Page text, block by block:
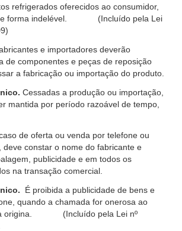
refrigerados oferecidos ao consumidor,
de forma indelével. (Incluído pela Lei
e importadores deverão
de componentes e peças de reposição
a fabricação ou importação do produto.
Cessadas a produção ou importação,
mantida por período razoável de tempo,
de oferta ou venda por telefone ou
deve constar o nome do fabricante e
publicidade e em todos os
na transação comercial.
É proibida a publicidade de bens e
quando a chamada for onerosa ao
a origina. (Incluído pela Lei nº